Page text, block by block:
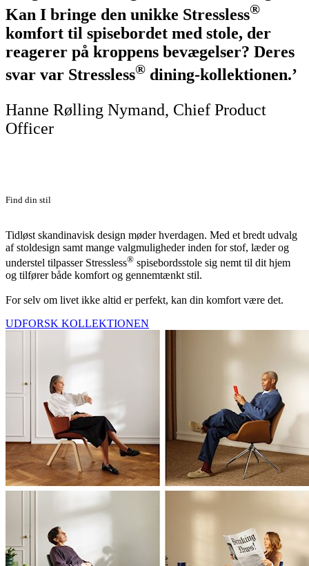
Kan I bringe den unikke Stressless®
komfort til spisebordet med stole, der
reagerer på kroppens bevægelser? Deres
svar var Stressless® dining-kollektionen.’
Hanne Rølling Nymand, Chief Product
Officer
Find din stil
Tidløst skandinavisk design møder hverdagen. Med et bredt udvalg
af stoldesign samt mange valgmuligheder inden for stof, læder og
understel tilpasser Stressless® spisebordsstole sig nemt til dit hjem
og tilfører både komfort og gennemtænkt stil.
For selv om livet ikke altid er perfekt, kan din komfort være det.
UDFORSK KOLLEKTIONEN